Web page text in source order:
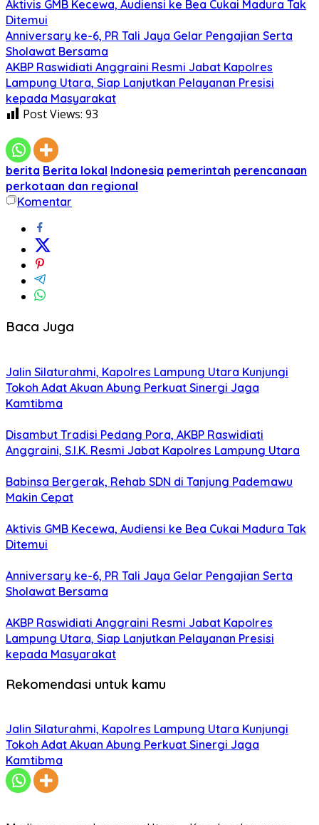
Aktivis GMB Kecewa, Audiensi ke Bea Cukai Madura Tak
Ditemui
Anniversary ke-6, PR Tali Jaya Gelar Pengajian Serta
Sholawat Bersama
AKBP Raswidiati Anggraini Resmi Jabat Kapolres
Lampung Utara, Siap Lanjutkan Pelayanan Presisi
kepada Masyarakat
Post Views: 93
berita Berita lokal Indonesia pemerintah perencanaan
perkotaan dan regional
Komentar
Baca Juga
Jalin Silaturahmi, Kapolres Lampung Utara Kunjungi
Tokoh Adat Akuan Abung Perkuat Sinergi Jaga
Kamtibma
Disambut Tradisi Pedang Pora, AKBP Raswidiati
Anggraini, S.I.K. Resmi Jabat Kapolres Lampung Utara
Babinsa Bergerak, Rehab SDN di Tanjung Pademawu
Makin Cepat
Aktivis GMB Kecewa, Audiensi ke Bea Cukai Madura Tak
Ditemui
Anniversary ke-6, PR Tali Jaya Gelar Pengajian Serta
Sholawat Bersama
AKBP Raswidiati Anggraini Resmi Jabat Kapolres
Lampung Utara, Siap Lanjutkan Pelayanan Presisi
kepada Masyarakat
Rekomendasi untuk kamu
Jalin Silaturahmi, Kapolres Lampung Utara Kunjungi
Tokoh Adat Akuan Abung Perkuat Sinergi Jaga
Kamtibma